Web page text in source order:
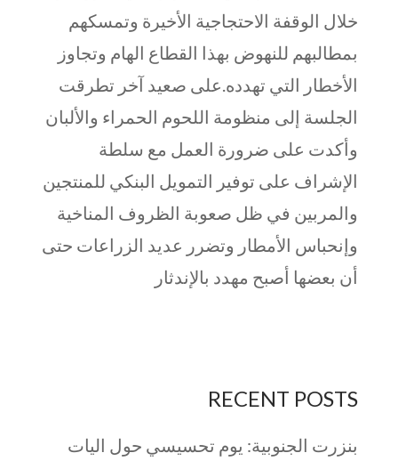
خلال الوقفة الاحتجاجية الأخيرة وتمسكهم
بمطالبهم للنهوض بهذا القطاع الهام وتجاوز
الأخطار التي تهدده.على صعيد آخر تطرقت
الجلسة إلى منظومة اللحوم الحمراء والألبان
وأكدت على ضرورة العمل مع سلطة
الإشراف على توفير التمويل البنكي للمنتجين
والمربين في ظل صعوبة الظروف المناخية
وإنحباس الأمطار وتضرر عديد الزراعات حتى
أن بعضها أصبح مهدد بالإندثار
RECENT POSTS
بنزرت الجنوبية: يوم تحسيسي حول اليات